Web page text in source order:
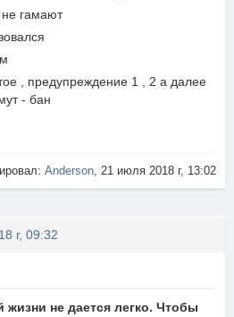
не гамают
, предупреждение 1 , 2 а далее
- бан
Anderson, 21 июля 2018 г, 13:02
г, 09:32
жизни не дается легко. Чтобы